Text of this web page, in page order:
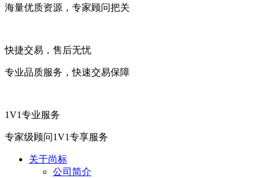
海量优质资源，专家顾问把关
快捷交易，售后无忧
专业品质服务，快速交易保障
1V1专业服务
专家级顾问1V1专享服务
关于尚标
公司简介